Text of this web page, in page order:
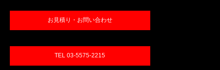
お見積り・お問い合わせ
TEL 03-5575-2215